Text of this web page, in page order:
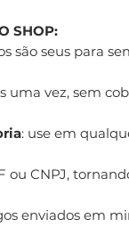
SHOP:
são seus para
uma vez, sem
: use em
ou CNPJ,
enviados em